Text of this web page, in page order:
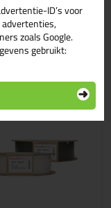
ID’s voor
zoals Google.
gebruikt: